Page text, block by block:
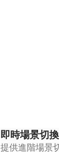
即時場景切換
提供進階場景